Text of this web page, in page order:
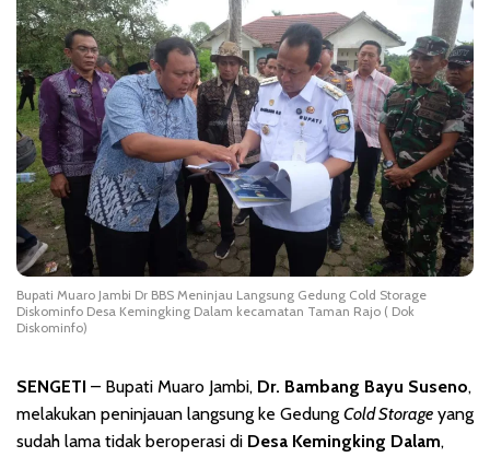
Bupati Muaro Jambi Dr BBS Meninjau Langsung Gedung Cold Storage
Diskominfo Desa Kemingking Dalam kecamatan Taman Rajo ( Dok
Diskominfo)
SENGETI – Bupati Muaro Jambi, Dr. Bambang Bayu Suseno,
melakukan peninjauan langsung ke Gedung Cold Storage yang
sudah lama tidak beroperasi di Desa Kemingking Dalam,